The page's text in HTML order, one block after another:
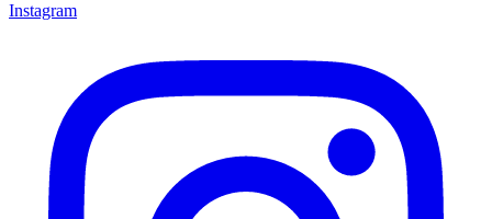
Instagram